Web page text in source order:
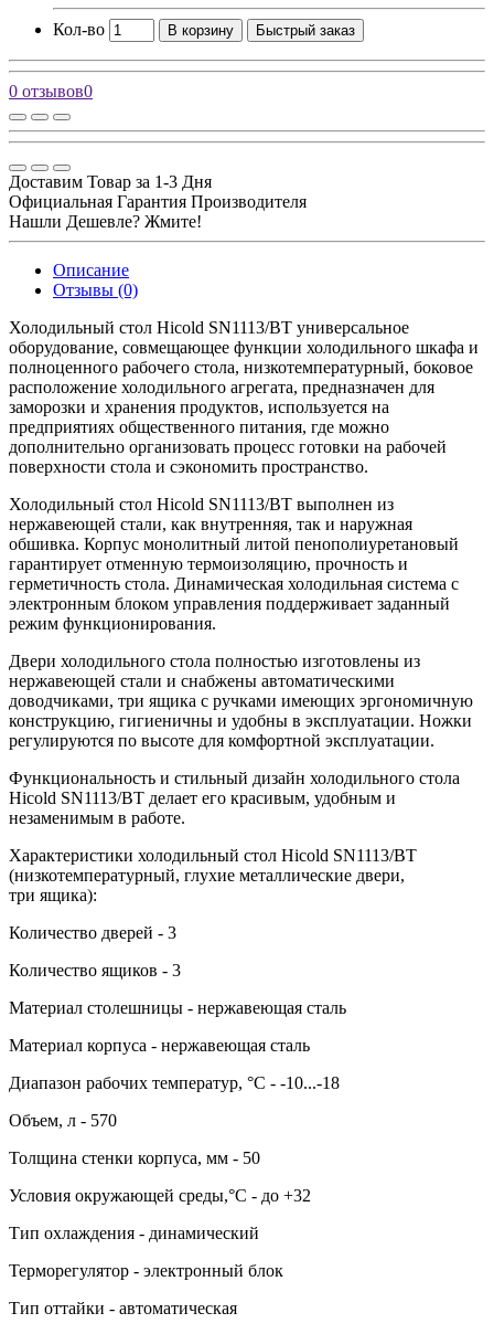
Кол-во В корзину Быстрый заказ
0 отзывов0
Доставим Товар за 1-3 Дня
Официальная Гарантия Производителя
Нашли Дешевле? Жмите!
Описание
Отзывы (0)
Холодильный стол Hicold SN1113/BT универсальное
оборудование, совмещающее функции холодильного шкафа и
полноценного рабочего стола, низкотемпературный, боковое
расположение холодильного агрегата, предназначен для
заморозки и хранения продуктов, используется на
предприятиях общественного питания, где можно
дополнительно организовать процесс готовки на рабочей
поверхности стола и сэкономить пространство.
Холодильный стол Hicold SN1113/BT выполнен из
нержавеющей стали, как внутренняя, так и наружная
обшивка. Корпус монолитный литой пенополиуретановый
гарантирует отменную термоизоляцию, прочность и
герметичность стола. Динамическая холодильная система с
электронным блоком управления поддерживает заданный
режим функционирования.
Двери холодильного стола полностью изготовлены из
нержавеющей стали и снабжены автоматическими
доводчиками, три ящика с ручками имеющих эргономичную
конструкцию, гигиеничны и удобны в эксплуатации. Ножки
регулируются по высоте для комфортной эксплуатации.
Функциональность и стильный дизайн холодильного стола
Hicold SN1113/BT делает его красивым, удобным и
незаменимым в работе.
Характеристики холодильный стол Hicold SN1113/BT
(низкотемпературный, глухие металлические двери,
три ящика):
Количество дверей - 3
Количество ящиков - 3
Материал столешницы - нержавеющая сталь
Материал корпуса - нержавеющая сталь
Диапазон рабочих температур, °C - -10...-18
Объем, л - 570
Толщина стенки корпуса, мм - 50
Условия окружающей среды,°C - до +32
Тип охлаждения - динамический
Терморегулятор - электронный блок
Тип оттайки - автоматическая